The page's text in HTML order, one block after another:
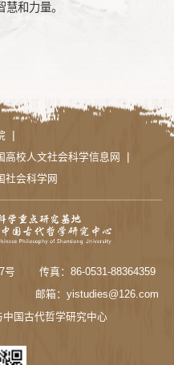
和力量。
|
高校人文社会科学信息网 |
社会科学网
号
传真：86-0531-88364359
邮箱：yistudies@126.com
国古代哲学研究中心